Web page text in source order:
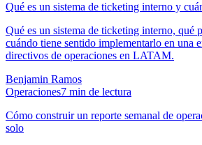
Qué es un sistema de ticketing interno y
Qué es un sistema de ticketing interno, qué
cuándo tiene sentido implementarlo en una
directivos de operaciones en LATAM.
Benjamin Ramos
Operaciones7 min de lectura
Cómo construir un reporte semanal de
solo